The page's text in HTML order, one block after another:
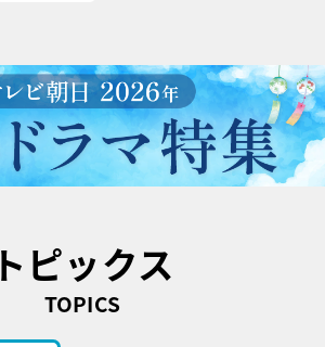
トピックス
TOPICS